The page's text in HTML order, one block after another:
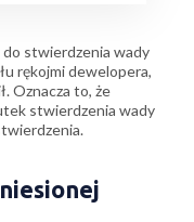
stwierdzenia wady
rękojmi dewelopera,
Oznacza to, że
stwierdzenia wady